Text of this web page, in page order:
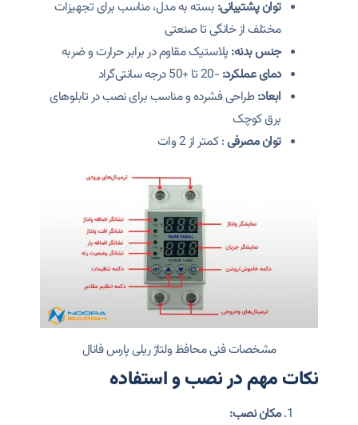
توان پشتیبانی: بسته به مدل، مناسب برای تجهیزات
مختلف از خانگی تا صنعتی
جنس بدنه: پلاستیک مقاوم در برابر حرارت و ضربه
دمای عملکرد: -20 تا +50 درجه سانتی‌گراد
ابعاد:طراحی فشرده و مناسب برای نصب در تابلوهای
برق کوچک
توان مصرفی: کمتر از 2 وات
مشخصات فنی محافظ ولتاژ ریلی پارس فانال
نکات مهم در نصب و استفاده
مکان نصب: